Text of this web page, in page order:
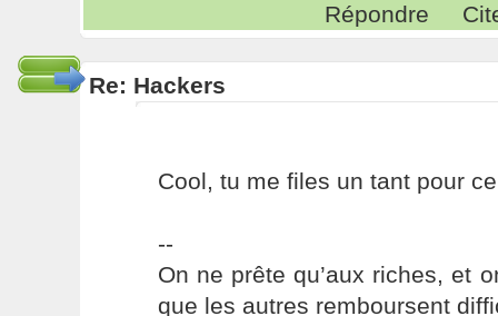
Répondre
Re: Hackers
Cool, tu me files un tant pour
--
On ne prête qu’aux riches, et
que les autres remboursent